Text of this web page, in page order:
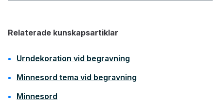
Relaterade kunskapsartiklar
Urndekoration vid begravning
Minnesord tema vid begravning
Minnesord